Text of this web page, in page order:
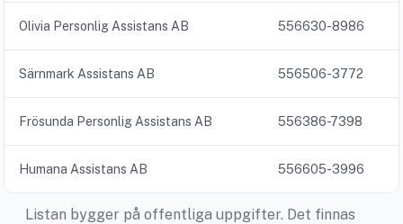
Olivia Personlig Assistans AB 556630-8986
Särnmark Assistans AB 556506-3772
Frösunda Personlig Assistans AB 556386-7398
Humana Assistans AB 556605-3996
Listan bygger på offentliga uppgifter. Det finnas